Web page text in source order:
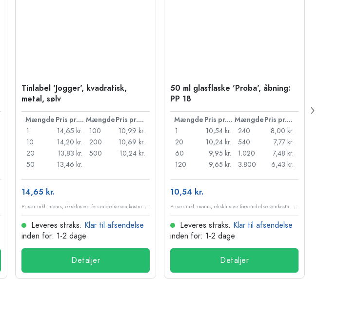
Tinlabel 'Jogger', kvadratisk,
metal, sølv
Mængde Pris pr. stk. Mængde
Pris pr. stk.
1
14,65 kr.
10
14,20 kr.
20
13,83 kr.
50
13,46 kr.
100
10,99 kr.
200
10,69 kr.
500
10,24 kr.
14,65 kr.
P
riser inkl. moms, eksklusive forsendelsesomkostninger
Leveres straks. Klar til afsendelse
inden for: 1-2 dage
Detaljer
50 ml glasflaske 'Proba', åbning:
PP 18
Mængde Pris pr. stk. Mængde
Pris pr. stk.
1
10,54 kr.
20
10,24 kr.
60
9,95 kr.
120
9,65 kr.
240
8,00 kr.
540
7,77 kr.
1.020
7,48 kr.
3.800
6,43 kr.
10,54 kr.
P
riser inkl. moms, eksklusive forsendelsesomkostninger
Leveres straks. Klar til afsendelse
inden for: 1-2 dage
Detaljer